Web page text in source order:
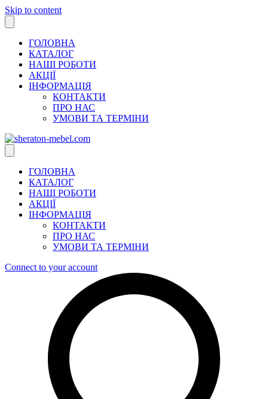
Skip to content
ГОЛОВНА
КАТАЛОГ
НАШІ РОБОТИ
АКЦІЇ
ІНФОРМАЦІЯ
КОНТАКТИ
ПРО НАС
УМОВИ ТА ТЕРМІНИ
ГОЛОВНА
КАТАЛОГ
НАШІ РОБОТИ
АКЦІЇ
ІНФОРМАЦІЯ
КОНТАКТИ
ПРО НАС
УМОВИ ТА ТЕРМІНИ
Connect to your account